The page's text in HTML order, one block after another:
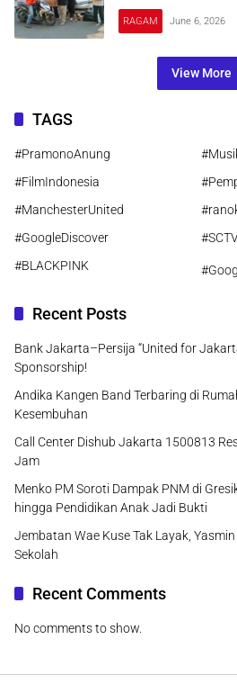
RAGAM June 6, 2026
View More
TAGS
#PramonoAnung
#FilmIndonesia
#ManchesterUnited
#GoogleDiscover
#BLACKPINK
Recent Posts
Bank Jakarta–Persija “United for
Sponsorship!
Andika Kangen Band Terbaring di
Kesembuhan
Call Center Dishub Jakarta 1500813
Jam
Menko PM Soroti Dampak PNM di
hingga Pendidikan Anak Jadi Bukti
Jembatan Wae Kuse Tak Layak,
Sekolah
Recent Comments
No comments to show.